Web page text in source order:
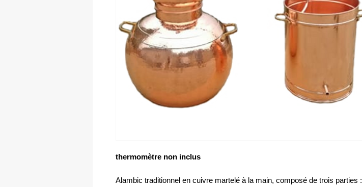
thermomètre non inclus
Alambic traditionnel en cuivre martelé à la main, composé de trois parties :